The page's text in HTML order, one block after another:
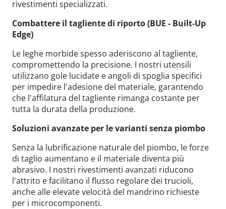
rivestimenti specializzati.
Combattere il tagliente di riporto (BUE - Built-Up
Edge)
Le leghe morbide spesso aderiscono al tagliente,
compromettendo la precisione. I nostri utensili
utilizzano gole lucidate e angoli di spoglia specifici
per impedire l'adesione del materiale, garantendo
che l'affilatura del tagliente rimanga costante per
tutta la durata della produzione.
Soluzioni avanzate per le varianti senza piombo
Senza la lubrificazione naturale del piombo, le forze
di taglio aumentano e il materiale diventa più
abrasivo. I nostri rivestimenti avanzati riducono
l'attrito e facilitano il flusso regolare dei trucioli,
anche alle elevate velocità del mandrino richieste
per i microcomponenti.